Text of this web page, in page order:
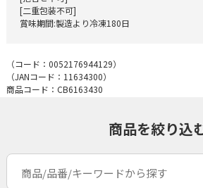
[二重包装不可]
賞味期間:製造より冷凍180日
（コード： 0052176944129）
（JANコード： 11634300）
商品コード：CB6163430
商品を絞り込